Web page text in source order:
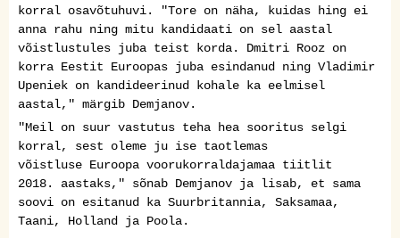
korral osavõtuhuvi. "Tore on näha, kuidas hing ei
anna rahu ning mitu kandidaati on sel aastal
võistlustules juba teist korda. Dmitri Rooz on
korra Eestit Euroopas juba esindanud ning Vladimir
Upeniek on kandideerinud kohale ka eelmisel
aastal," märgib Demjanov.
"Meil on suur vastutus teha hea sooritus selgi
korral, sest oleme ju ise taotlemas
võistluse Euroopa voorukorraldajamaa tiitlit
2018. aastaks," sõnab Demjanov ja lisab, et sama
soovi on esitanud ka Suurbritannia, Saksamaa,
Taani, Holland ja Poola.